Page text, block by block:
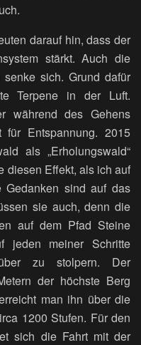
darauf hin, dass der
stärkt. Auch die
senke sich. Grund dafür
Terpene in der Luft.
während des Gehens
für Entspannung. 2015
als „Erholungswald“
diesen Effekt, als ich auf
Gedanken sind auf das
sie auch, denn die
auf dem Pfad Steine
jeden meiner Schritte
zu stolpern. Der
der höchste Berg
man ihn über die
1200 Stufen. Für den
sich die Fahrt mit der